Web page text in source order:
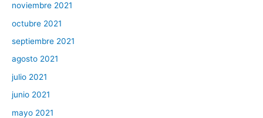
noviembre 2021
octubre 2021
septiembre 2021
agosto 2021
julio 2021
junio 2021
mayo 2021